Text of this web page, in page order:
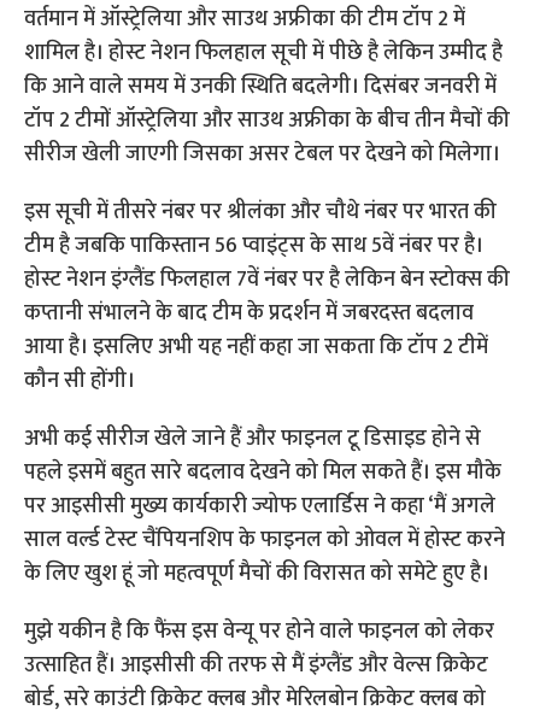
वर्तमान में ऑस्ट्रेलिया और साउथ अफ्रीका की टीम टॉप 2 में
शामिल है। होस्ट नेशन फिलहाल सूची में पीछे है लेकिन उम्मीद है
कि आने वाले समय में उनकी स्थिति बदलेगी। दिसंबर जनवरी में
टॉप 2 टीमों ऑस्ट्रेलिया और साउथ अफ्रीका के बीच तीन मैचों की
सीरीज खेली जाएगी जिसका असर टेबल पर देखने को मिलेगा।
इस सूची में तीसरे नंबर पर श्रीलंका और चौथे नंबर पर भारत की
टीम है जबकि पाकिस्तान 56 प्वाइंट्स के साथ 5वें नंबर पर है।
होस्ट नेशन इंग्लैंड फिलहाल 7वें नंबर पर है लेकिन बेन स्टोक्स की
कप्तानी संभालने के बाद टीम के प्रदर्शन में जबरदस्त बदलाव
आया है। इसलिए अभी यह नहीं कहा जा सकता कि टॉप 2 टीमें
कौन सी होंगी।
अभी कई सीरीज खेले जाने हैं और फाइनल टू डिसाइड होने से
पहले इसमें बहुत सारे बदलाव देखने को मिल सकते हैं। इस मौके
पर आइसीसी मुख्य कार्यकारी ज्योफ एलार्डिस ने कहा ‘मैं अगले
साल वर्ल्ड टेस्ट चैंपियनशिप के फाइनल को ओवल में होस्ट करने
के लिए खुश हूं जो महत्वपूर्ण मैचों की विरासत को समेटे हुए है।
मुझे यकीन है कि फैंस इस वेन्यू पर होने वाले फाइनल को लेकर
उत्साहित हैं। आइसीसी की तरफ से मैं इंग्लैंड और वेल्स क्रिकेट
बोर्ड, सरे काउंटी क्रिकेट क्लब और मेरिलबोन क्रिकेट क्लब को